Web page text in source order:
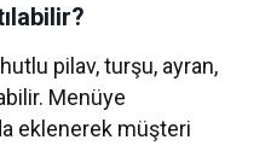
pilav, turşu, ayran,
Menüye
eklenerek müşteri